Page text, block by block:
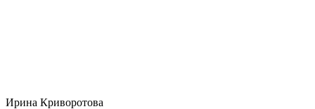
Ирина Криворотова